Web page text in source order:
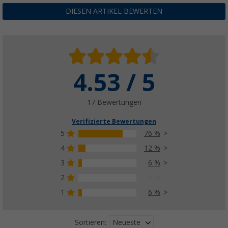
DIESEN ARTIKEL BEWERTEN
4.53 / 5
17 Bewertungen
Verifizierte Bewertungen
5
76 %
4
12 %
3
6 %
2
1
6 %
Sortieren: Neueste